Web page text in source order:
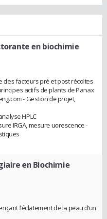
en biochimie
des facteurs pré et post récoltes
actifs de plants de Panax
- Gestion de projet,
HPLC
IRGA, mesure uorescence -
en Biochimie
l’éclatement de la peau d’un